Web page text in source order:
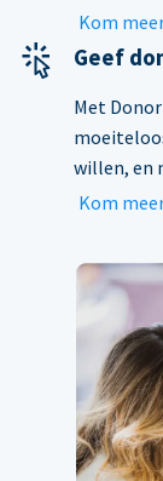
Kom
Geef
Met
willen, en
Kom